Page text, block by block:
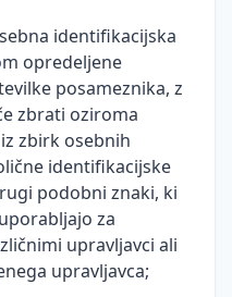
identifikacijska
opredeljene
posameznika, z
zbrati oziroma
zbirk osebnih
identifikacijske
podobni znaki, ki
za
upravljavci ali
upravljavca;